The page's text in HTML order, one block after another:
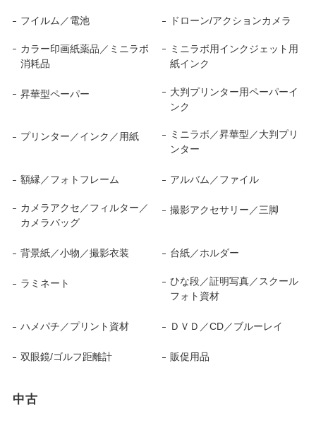
フイルム／電池 ドローン/アクションカメラ
カラー印画紙薬品／ミニラボ
消耗品
ミニラボ用インクジェット用
紙インク
昇華型ペーパー
大判プリンター用ペーパーイ
ンク
プリンター／インク／用紙
ミニラボ／昇華型／大判プリ
ンター
額縁／フォトフレーム アルバム／ファイル
カメラアクセ／フィルター／
カメラバッグ
撮影アクセサリー／三脚
背景紙／小物／撮影衣装 台紙／ホルダー
ラミネート
ひな段／証明写真／スクール
フォト資材
ハメパチ／プリント資材 ＤＶＤ／CD／ブルーレイ
双眼鏡/ゴルフ距離計 販促用品
中古